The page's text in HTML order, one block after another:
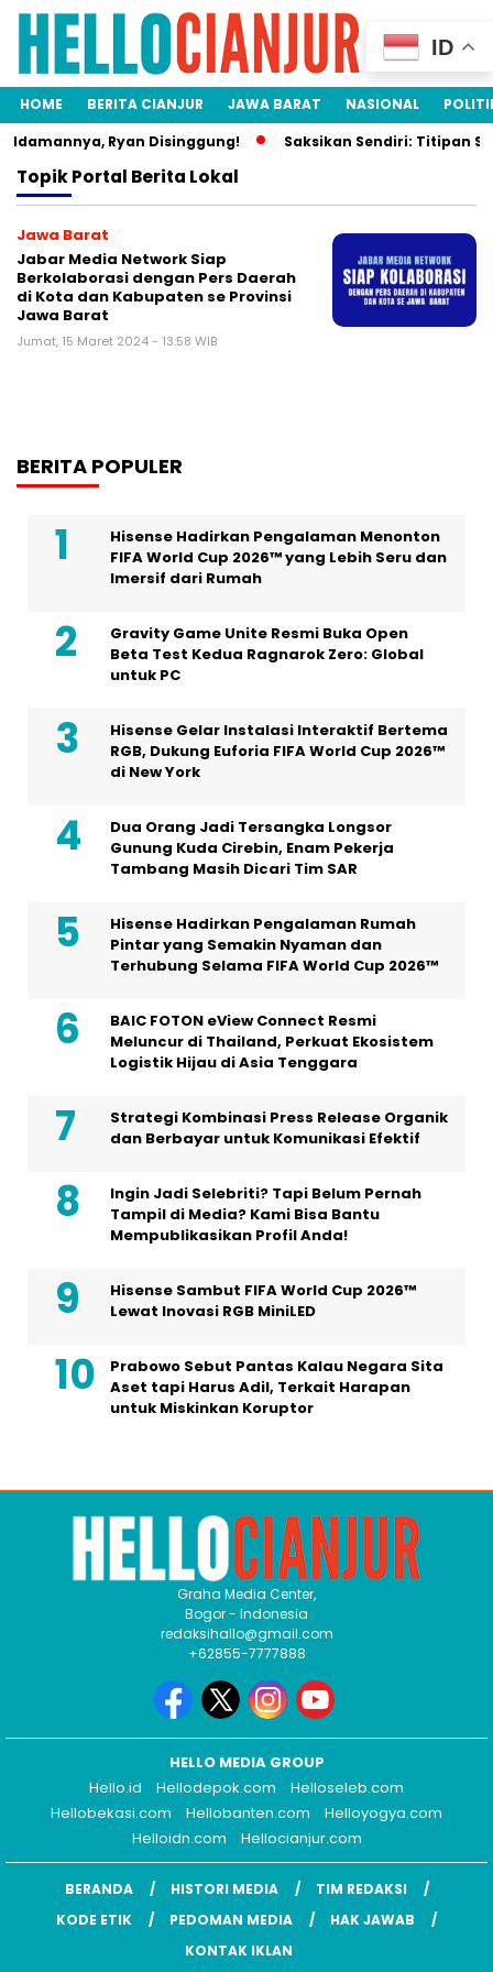
HOME BERITA CIANJUR JAWA BARAT NASIONAL
Idamannya, Ryan Disinggung!
Saksikan Sendiri: Titipan
TopikPortal Berita Lokal
Jawa Barat
Jabar Media Network Siap
Berkolaborasi dengan Pers Daerah
di Kota dan Kabupaten se Provinsi
Jawa Barat
Jumat, 15 Maret 2024 - 13:58 WIB
BERITA POPULER
Hisense Hadirkan Pengalaman Menonton
FIFA World Cup 2026™ yang Lebih Seru dan
Imersif dari Rumah
Gravity Game Unite Resmi Buka Open
Beta Test Kedua Ragnarok Zero: Global
untuk PC
Hisense Gelar Instalasi Interaktif Bertema
RGB, Dukung Euforia FIFA World Cup 2026™
di New York
Dua Orang Jadi Tersangka Longsor
Gunung Kuda Cirebin, Enam Pekerja
Tambang Masih Dicari Tim SAR
Hisense Hadirkan Pengalaman Rumah
Pintar yang Semakin Nyaman dan
Terhubung Selama FIFA World Cup 2026™
BAIC FOTON eView Connect Resmi
Meluncur di Thailand, Perkuat Ekosistem
Logistik Hijau di Asia Tenggara
Strategi Kombinasi Press Release Organik
dan Berbayar untuk Komunikasi Efektif
Ingin Jadi Selebriti? Tapi Belum Pernah
Tampil di Media? Kami Bisa Bantu
Mempublikasikan Profil Anda!
Hisense Sambut FIFA World Cup 2026™
Lewat Inovasi RGB MiniLED
Prabowo Sebut Pantas Kalau Negara Sita
Aset tapi Harus Adil, Terkait Harapan
untuk Miskinkan Koruptor
ID
Graha Media Center,
Bogor - Indonesia
redaksihallo@gmail.com
+62855-7777888
HELLO MEDIA GROUP
Hello.id
Hellodepok.com
Helloseleb.com
Hellobekasi.com
Hellobanten.com
Helloyogya.com
Helloidn.com
Hellocianjur.com
BERANDA HISTORI MEDIA
TIM REDAKSI
KODE ETIK
PEDOMAN MEDIA
HAK JAWAB
KONTAK IKLAN